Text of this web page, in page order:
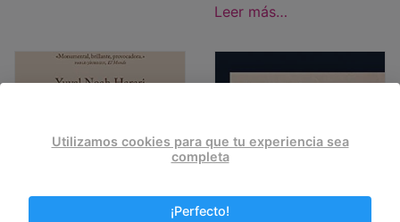
Leer más…
Utilizamos cookies para que tu experiencia sea
completa
¡Perfecto!